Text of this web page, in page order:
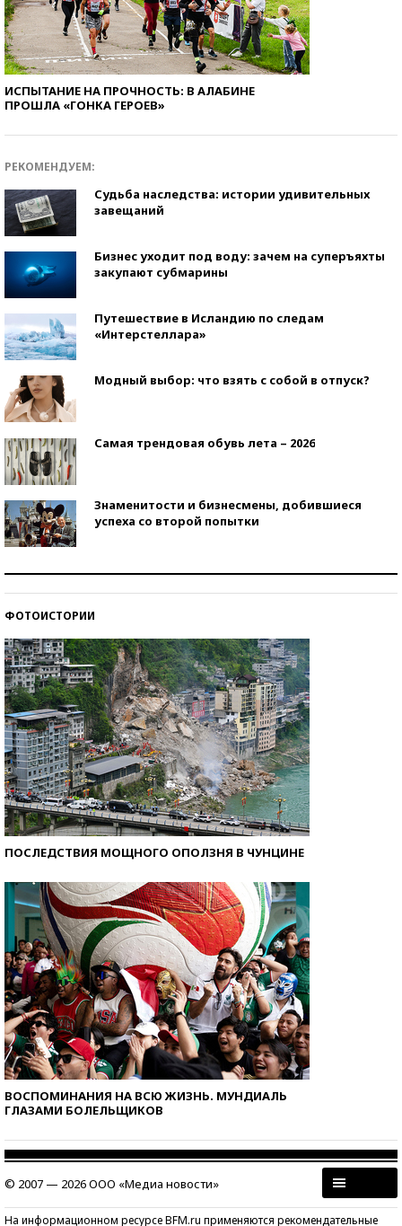
ИСПЫТАНИЕ НА ПРОЧНОСТЬ: В АЛАБИНЕ
ПРОШЛА «ГОНКА ГЕРОЕВ»
РЕКОМЕНДУЕМ:
Судьба наследства: истории удивительных
завещаний
Бизнес уходит под воду: зачем на суперъяхты
закупают субмарины
Путешествие в Исландию по следам
«Интерстеллара»
Модный выбор: что взять с собой в отпуск?
Самая трендовая обувь лета – 2026
Знаменитости и бизнесмены, добившиеся
успеха со второй попытки
ФОТОИСТОРИИ
ПОСЛЕДСТВИЯ МОЩНОГО ОПОЛЗНЯ В ЧУНЦИНЕ
ВОСПОМИНАНИЯ НА ВСЮ ЖИЗНЬ. МУНДИАЛЬ
ГЛАЗАМИ БОЛЕЛЬЩИКОВ
© 2007 — 2026 ООО «Медиа новости»
На информационном ресурсе BFM.ru применяются рекомендательные